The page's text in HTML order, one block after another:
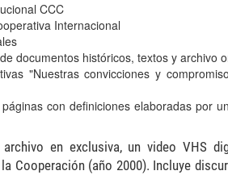
CCC
Internacional
documentos históricos, textos y archivo
"Nuestras convicciones y
con definiciones elaboradas por
en exclusiva, un video VHS
Cooperación (año 2000). Incluye